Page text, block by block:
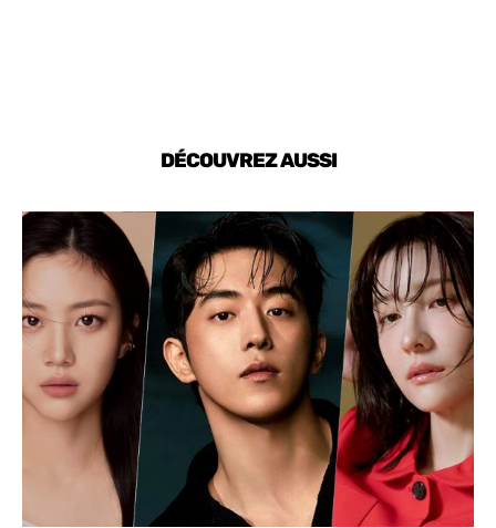
DÉCOUVREZ AUSSI